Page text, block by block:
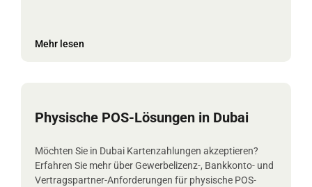
Mehr lesen
Physische POS-Lösungen in Dubai
Möchten Sie in Dubai Kartenzahlungen akzeptieren?
Erfahren Sie mehr über Gewerbelizenz-, Bankkonto- und
Vertragspartner-Anforderungen für physische POS-